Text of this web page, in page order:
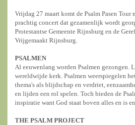
Vrijdag 27 maart komt de Psalm Pasen Tour
prachtig concert dat gezamenlijk wordt
Protestantse Gemeente Rijnsburg en de
Vrijgemaakt Rijnsburg.
PSALMEN
Al eeuwenlang worden Psalmen gezongen.
wereldwijde kerk. Psalmen weerspiegelen
thema's als blijdschap en verdriet,
en lijden een rol spelen. Toch bieden de
inspiratie want God staat boven alles en is
THE PSALM PROJECT